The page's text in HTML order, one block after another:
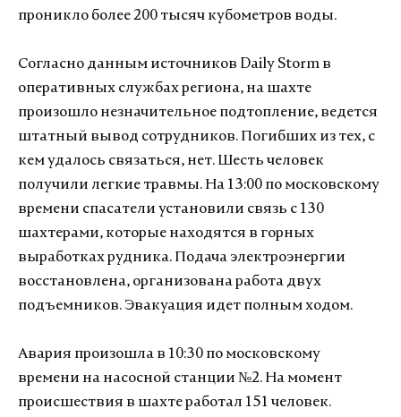
проникло более 200 тысяч кубометров воды.
Согласно данным источников Daily Storm в
оперативных службах региона, на шахте
произошло незначительное подтопление, ведется
штатный вывод сотрудников. Погибших из тех, с
кем удалось связаться, нет. Шесть человек
получили легкие травмы. На 13:00 по московскому
времени спасатели установили связь с 130
шахтерами, которые находятся в горных
выработках рудника. Подача электроэнергии
восстановлена, организована работа двух
подъемников. Эвакуация идет полным ходом.
Авария произошла в 10:30 по московскому
времени на насосной станции №2. На момент
происшествия в шахте работал 151 человек.